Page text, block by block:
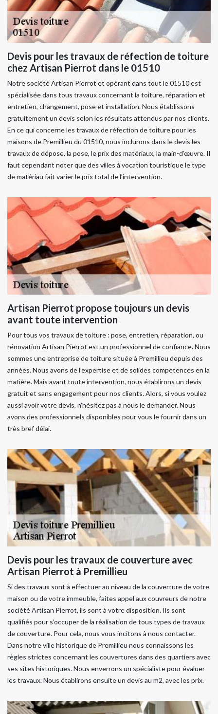
Devis pour les travaux de réfection de toiture
chez Artisan Pierrot dans le 01510
Notre société Artisan Pierrot et opérant dans tout le 01510 est
spécialisée dans tous travaux concernant la toiture, réparation et
entretien, changement, pose et installation. Nous établissons
gratuitement un devis selon les résultats attendus par nos clients.
En ce qui concerne les travaux de réfection de toiture pour les
maisons de Premillieu du 01510, nous inclurons dans le devis les
travaux de dépose, la pose, le prix des matériaux, la main-d’œuvre. Il
faut cependant noter que des villes à vocation touristique le type
de matériau fait varier le prix total de l’intervention.
Artisan Pierrot propose toujours un devis
avant toute intervention
Pour tous vos travaux de toiture : pose, entretien, réparation, ou
rénovation Artisan Pierrot est un professionnel de confiance. Nous
sommes une entreprise de toiture située à Premillieu depuis des
années. Nous avons de l’expertise et de solides compétences en la
matière. Mais avant toute intervention, nous établirons un devis
gratuit et sans engagement pour nos clients. Alors, si vous voulez
aussi avoir votre devis, n’hésitez pas à nous le demander. Nous
avons des professionnels disponibles pour vous le fournir dans un
très bref délai.
Devis pour les travaux de couverture avec
Artisan Pierrot à Premillieu
Si des travaux sont à effectuer au niveau de la couverture de votre
maison ou de votre immeuble, faites appel aux couvreurs de notre
société Artisan Pierrot, ils sont à votre disposition. Ils sont
qualifiés pour s'occuper de la réalisation de tous types de travaux
de couverture. Pour cela, nous vous incitons à nous contacter.
Dans notre ville historique de Premillieu nous connaissons les
règles strictes concernant les couvertures dans des quartiers avec
ses sites historiques. Nous enverrons un spécialiste pour évaluer
les travaux. Nous établirons ensuite un devis au m2, avec les prix.